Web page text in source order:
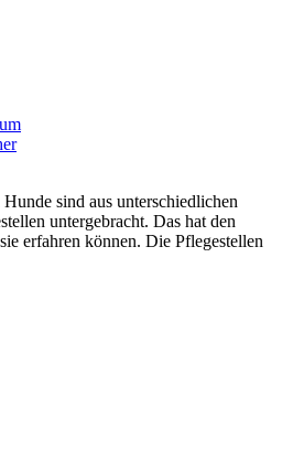
sind aus unterschiedlichen
untergebracht. Das hat den
erfahren können. Die Pflegestellen